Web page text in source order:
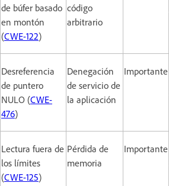
de búfer basado
en montón
(CWE-122)
código
arbitrario
Desreferencia
de puntero
NULO (CWE-
476)
Denegación
de servicio de
la aplicación
Importante
Lectura fuera de
los límites
(CWE-125)
Pérdida de
memoria
Importante